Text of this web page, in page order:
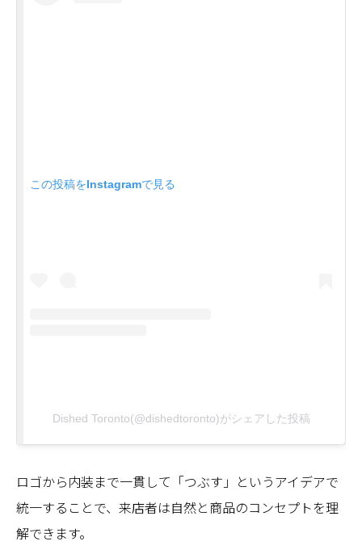
この投稿をInstagramで見る
Dished Toronto(@dishedtoronto)がシェアした投稿
ロゴから内装まで一貫して「つぶす」というアイデアで
統一することで、来店者は自然と商品のコンセプトを理
解できます。